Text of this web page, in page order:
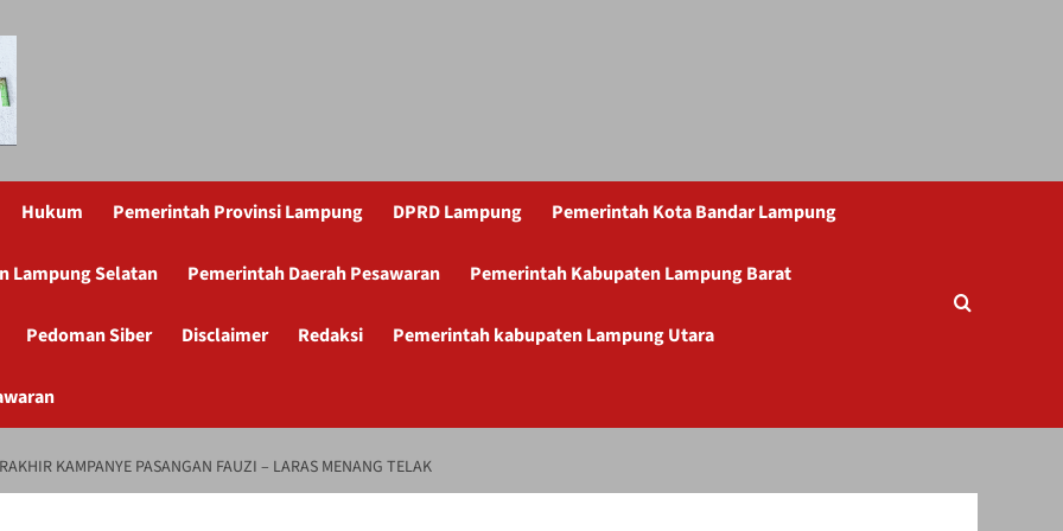
Hukum Pemerintah Provinsi Lampung DPRD Lampung Pemerintah Kota Bandar Lampung
Lampung Selatan Pemerintah Daerah Pesawaran Pemerintah Kabupaten Lampung Barat
Pedoman Siber Disclaimer Redaksi Pemerintah kabupaten Lampung Utara
KAMPANYE PASANGAN FAUZI – LARAS MENANG TELAK